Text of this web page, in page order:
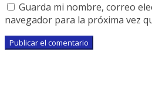
Guarda mi nombre, correo
navegador para la próxima vez